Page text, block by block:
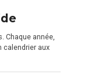
Chaque année,
calendrier aux